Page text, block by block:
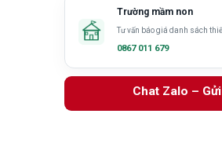
Trường mầm non
Tư vấn báo giá danh sách
0867 011 679
Chat Zalo –